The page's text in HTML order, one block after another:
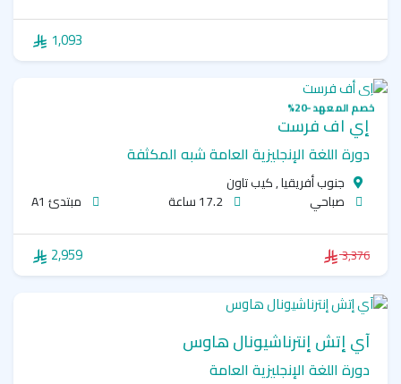
1,093
خصم المعهد -20%
إي أف فرست
دورة اللغة الإنجليزية العامة شبه المكثفة
جنوب أفريقيا , كيب تاون
صباحي
مبتدئ A1
3,376
2,959
آي إتش إنترناشيونال هاوس
دورة اللغة الإنجليزية العامة